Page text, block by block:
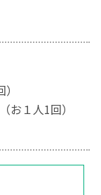
お１人1回）